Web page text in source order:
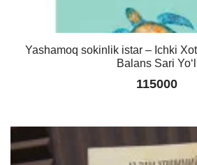
Yashamoq sokinlik istar – Ichki
Balans Sari Yoʻl
115000